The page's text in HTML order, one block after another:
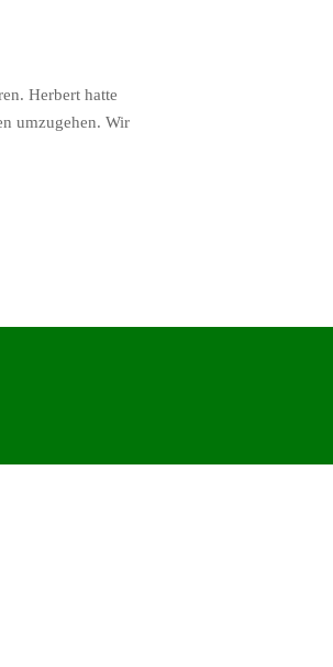
Herbert hatte
umzugehen. Wir